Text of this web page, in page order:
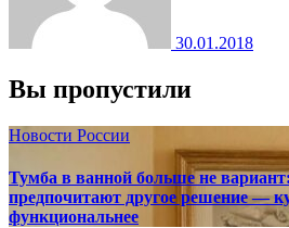
30.01.2018
Вы пропустили
Новости России
Тумба в ванной больше не вариант:
предпочитают другое решение —
функциональнее